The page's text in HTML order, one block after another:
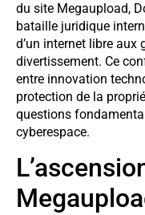
du site Megaupload,
bataille juridique
d’un internet libre aux
divertissement. Ce
entre innovation
protection de la
questions
cyberespace.